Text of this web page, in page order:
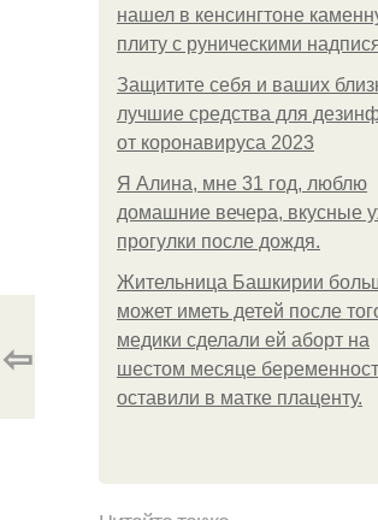
нашел в кенсингтоне
плиту с руническими
Защитите себя и ваших
лучшие средства для
от коронавируса 2023
Я Алина, мне 31 год, люблю
домашние вечера, вкусные
прогулки после дождя.
Жительница Башкирии
может иметь детей после
медики сделали ей аборт на
шестом месяце
оставили в матке плаценту.
⇦